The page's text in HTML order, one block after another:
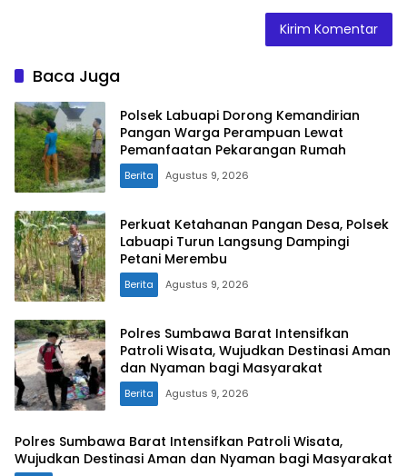
Baca Juga
Polsek Labuapi Dorong Kemandirian
Pangan Warga Perampuan Lewat
Pemanfaatan Pekarangan Rumah
Berita Agustus 9, 2026
Perkuat Ketahanan Pangan Desa, Polsek
Labuapi Turun Langsung Dampingi
Petani Merembu
Berita Agustus 9, 2026
Polres Sumbawa Barat Intensifkan
Patroli Wisata, Wujudkan Destinasi Aman
dan Nyaman bagi Masyarakat
Berita Agustus 9, 2026
Polres Sumbawa Barat Intensifkan Patroli Wisata,
Wujudkan Destinasi Aman dan Nyaman bagi Masyarakat